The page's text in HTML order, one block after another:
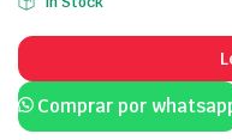
Comprar por